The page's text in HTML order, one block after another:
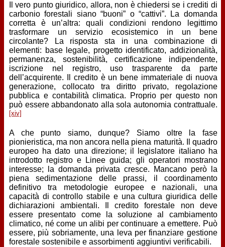
Il vero punto giuridico, allora, non è chiedersi se i crediti di
carbonio forestali siano “buoni” o “cattivi”. La domanda
corretta è un’altra: quali condizioni rendono legittimo
trasformare un servizio ecosistemico in un bene
circolante? La risposta sta in una combinazione di
elementi: base legale, progetto identificato, addizionalità,
permanenza, sostenibilità, certificazione indipendente,
iscrizione nel registro, uso trasparente da parte
dell’acquirente. Il credito è un bene immateriale di nuova
generazione, collocato tra diritto privato, regolazione
pubblica e contabilità climatica. Proprio per questo non
può essere abbandonato alla sola autonomia contrattuale.
[xiv]
A che punto siamo, dunque? Siamo oltre la fase
pionieristica, ma non ancora nella piena maturità. Il quadro
europeo ha dato una direzione; il legislatore italiano ha
introdotto registro e Linee guida; gli operatori mostrano
interesse; la domanda privata cresce. Mancano però la
piena sedimentazione delle prassi, il coordinamento
definitivo tra metodologie europee e nazionali, una
capacità di controllo stabile e una cultura giuridica delle
dichiarazioni ambientali. Il credito forestale non deve
essere presentato come la soluzione al cambiamento
climatico, né come un alibi per continuare a emettere. Può
essere, più sobriamente, una leva per finanziare gestione
forestale sostenibile e assorbimenti aggiuntivi verificabili.